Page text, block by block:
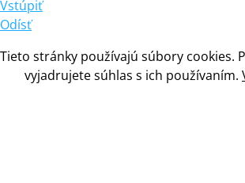
Vstúpiť
Odísť
Tieto stránky používajú súbory cookies.
vyjadrujete súhlas s ich používaním.